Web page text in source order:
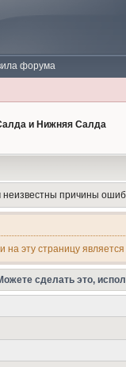
форума
и Нижняя Салда
причины
на эту страницу
сделать это,